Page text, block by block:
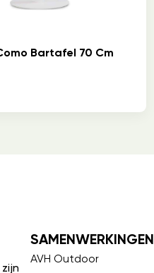
Bartafel 70 Cm
SAMENWERKINGEN
AVH Outdoor